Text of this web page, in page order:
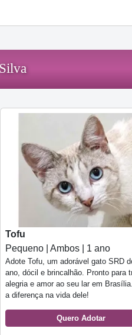
Tofu
Pequeno | Ambos | 1 ano
Adote Tofu, um adorável gato SRD
ano, dócil e brincalhão. Pronto para
alegria e amor ao seu lar em
a diferença na vida dele!
Quero Adotar